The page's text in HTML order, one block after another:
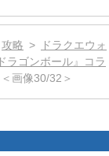
攻略
ドラクエウォ
ラゴンボール』コラ
＜画像30/32＞